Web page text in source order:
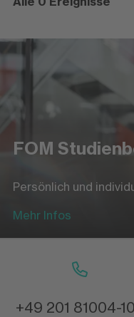
FOM
Persönlich und
Mehr Infos
+49 201 81004-